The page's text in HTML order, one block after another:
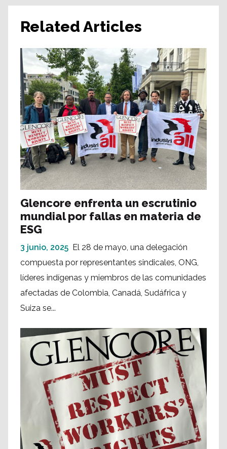
Related Articles
Glencore enfrenta un escrutinio
mundial por fallas en materia de
ESG
3 junio, 2025 El 28 de mayo, una delegación
compuesta por representantes sindicales, ONG,
líderes indígenas y miembros de las comunidades
afectadas de Colombia, Canadá, Sudáfrica y
Suiza se...